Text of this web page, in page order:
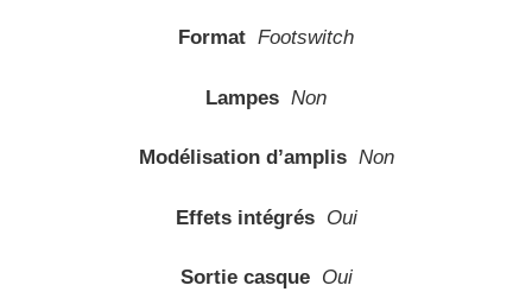
Pédale d’expression intégrée
Connectique pour pédales ou pédalier
Entrée AuxOui
Accordeur intégréNon
Port USBOui